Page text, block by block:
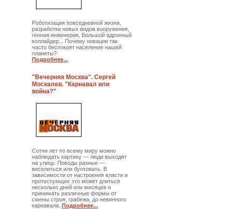
Роботизация повседневной жизни,
разработки новых видов вооружения,
генная инженерия, Большой адронный
коллайдер... Почему новации так
часто беспокоят население нашей
планеты?
Подробнее...
"Вечерняя Москва". Сергей
Москалев. "Карнавал или
война?"
Сотни лет по всему миру можно
наблюдать картину — люди выходят
на улицу. Поводы разные —
веселиться или бунтовать. В
зависимости от настроения власти и
протестующих это может длиться
несколько дней или месяцев и
принимать различные формы от
смены строя, грабежа, до невинного
карнавала.Подробнее...